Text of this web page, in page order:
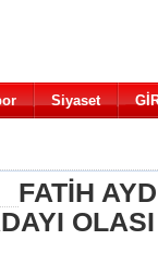
Siyaset
FATİH